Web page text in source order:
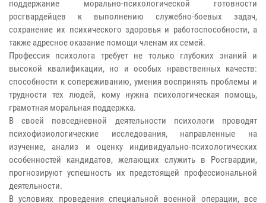
поддержание морально-психологической готовности
росгвардейцев к выполнению служебно-боевых задач,
сохранение их психического здоровья и работоспособности, а
также адресное оказание помощи членам их семей.
Профессия психолога требует не только глубоких знаний и
высокой квалификации, но и особых нравственных качеств:
способности к сопереживанию, умения воспринять проблемы и
трудности тех людей, кому нужна психологическая помощь,
грамотная моральная поддержка.
В своей повседневной деятельности психологи проводят
психофизиологические исследования, направленные на
изучение, анализ и оценку индивидуально-психологических
особенностей кандидатов, желающих служить в Росгвардии,
прогнозируют успешность их предстоящей профессиональной
деятельности.
В условиях проведения специальной военной операции, все